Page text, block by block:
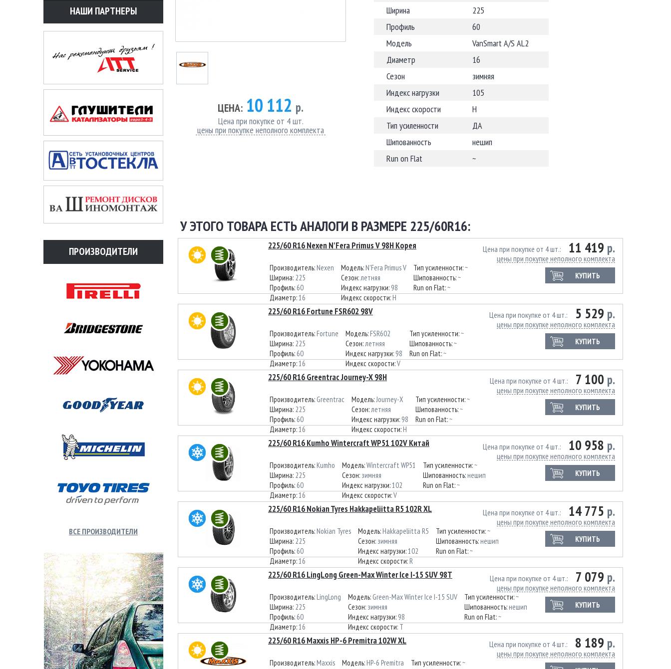
НАШИ ПАРТНЕРЫ
ПРОИЗВОДИТЕЛИ
ВСЕ ПРОИЗВОДИТЕЛИ
ЦЕНА: 10 112 р.
Цена при покупке от 4 шт.
цены при покупке неполного комплекта
Ширина
225
Профиль
60
Модель
VanSmart A/S AL2
Диаметр
16
Сезон
зимняя
Индекс нагрузки
105
Индекс скорости
H
Тип усиленности
ДА
Шипованность
нешип
Run on Flat
~
У ЭТОГО ТОВАРА ЕСТЬ АНАЛОГИ В РАЗМЕРЕ 225/60R16:
225/60 R16 Nexen N'Fera Primus V 98H Корея 11 419 р.
Цена при покупке от 4 шт.
цены при покупке неполного комплекта
КУПИТЬ
Производитель: Nexen
Ширина: 225
Профиль: 60
Диаметр:16
Модель: N'Fera Primus V
Сезон:летняя
Индекс нагрузки: 98
Индекс скорости: H
Тип усиленности:~
Шипованность:~
Run on Flat:~
225/60 R16 Fortune FSR602 98V 5 529 р.
Цена при покупке от 4 шт.
цены при покупке неполного комплекта
КУПИТЬ
Производитель: Fortune
Ширина: 225
Профиль: 60
Диаметр:16
Модель: FSR602
Сезон:летняя
Индекс нагрузки: 98
Индекс скорости:V
Тип усиленности:~
Шипованность:~
Run on Flat:~
225/60 R16 Greentrac Journey-X 98H 7 100 р.
Цена при покупке от 4 шт.
цены при покупке неполного комплекта
КУПИТЬ
Производитель: Greentrac
Ширина: 225
Профиль: 60
Диаметр:16
Модель:Journey-X
Сезон:летняя
Индекс нагрузки: 98
Индекс скорости: H
Тип усиленности:~
Шипованность:~
Run on Flat:~
225/60 R16 Kumho Wintercraft WP51 102V Китай 10 958 р.
Цена при покупке от 4 шт.
цены при покупке неполного комплекта
КУПИТЬ
Производитель: Kumho
Ширина: 225
Профиль: 60
Диаметр:16
Модель:Wintercraft WP51
Сезон: зимняя
Индекс нагрузки:102
Индекс скорости:V
Тип усиленности:~
Шипованность: нешип
Run on Flat:~
225/60 R16 Nokian Tyres Hakkapeliitta R5 102R XL 14 775 р.
Цена при покупке от 4 шт.
цены при покупке неполного комплекта
КУПИТЬ
Производитель: Nokian Tyres
Ширина: 225
Профиль: 60
Диаметр:16
Модель: Hakkapeliitta R5
Сезон: зимняя
Индекс нагрузки:102
Индекс скорости: R
Тип усиленности:~
Шипованность: нешип
Run on Flat:~
225/60 R16 LingLong Green-Max Winter Ice I-15 SUV 98T 7 079 р.
Цена при покупке от 4 шт.
цены при покупке неполного комплекта
КУПИТЬ
Производитель: LingLong
Ширина: 225
Профиль: 60
Диаметр:16
Модель: Green-Max Winter Ice I-15 SUV
Сезон: зимняя
Индекс нагрузки: 98
Индекс скорости: T
Тип усиленности:~
Шипованность: нешип
Run on Flat:~
225/60 R16 Maxxis HP-6 Premitra 102W XL 8 189 р.
Цена при покупке от 4 шт.
цены при покупке неполного комплекта
Производитель: Maxxis
Модель: HP-6 Premitra
Тип усиленности:~